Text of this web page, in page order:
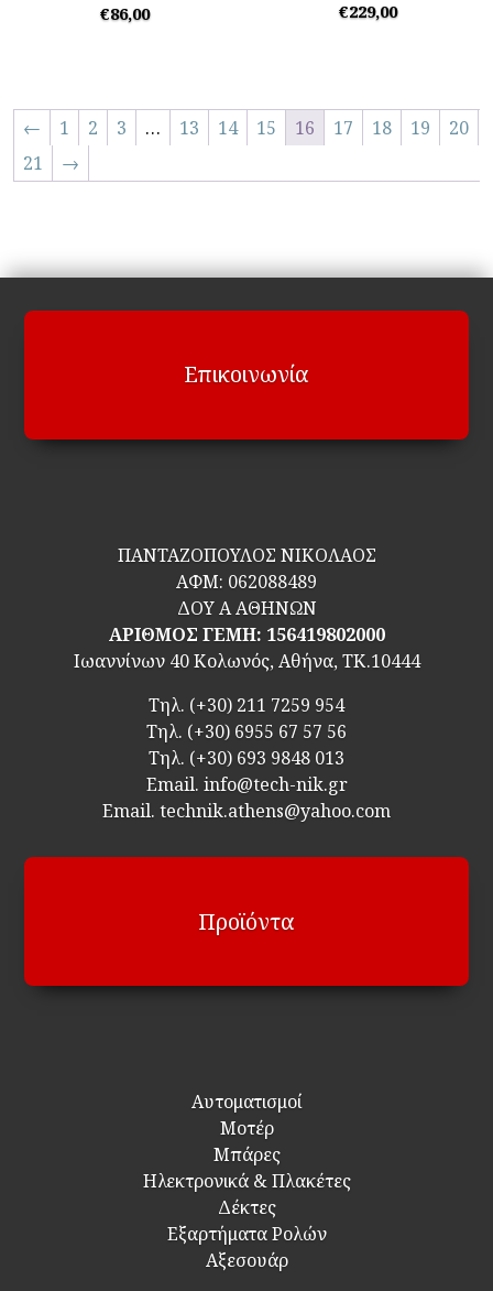
€86,00 €229,00
← 1 2 3 … 13 14 15 16 17 18 19
20
21
→
Επικοινωνία
ΠΑΝΤΑΖΟΠΟΥΛΟΣ ΝΙΚΟΛΑΟΣ
ΑΦΜ: 062088489
ΔΟΥ Α ΑΘΗΝΩΝ
ΑΡΙΘΜΟΣ ΓΕΜΗ: 156419802000
Ιωαννίνων 40 Κολωνός, Αθήνα, ΤΚ.10444
Τηλ. (+30) 211 7259 954
Τηλ. (+30) 6955 67 57 56
Τηλ. (+30) 693 9848 013
Email. info@tech-nik.gr
Email. technik.athens@yahoo.com
Προϊόντα
Αυτοματισμοί
Μοτέρ
Μπάρες
Ηλεκτρονικά & Πλακέτες
Δέκτες
Εξαρτήματα Ρολών
Αξεσουάρ